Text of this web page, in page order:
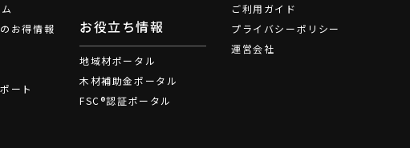
お得情報
ート
お役立ち情報
地域材ポータル
木材補助金ポータル
FSC®認証ポータル
ご利用ガイド
プライバシーポリシー
運営会社